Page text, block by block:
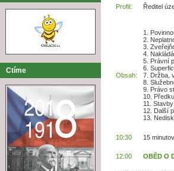
Ctíme
Profil: Ředitel
Obsah:
1.
2.
3.
4.
5. Právní
6.
7. Držba,
8.
9. Právo
10.
11.
12. Další
13.
10:30 15
12:00 OBĚD O